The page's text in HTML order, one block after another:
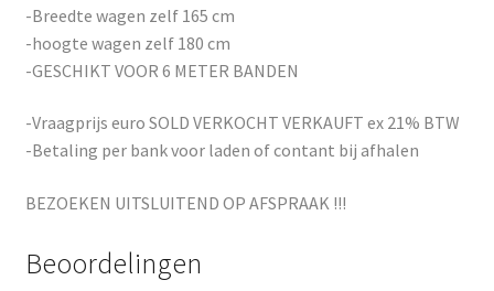
-Breedte wagen zelf 165 cm
-hoogte wagen zelf 180 cm
-GESCHIKT VOOR 6 METER BANDEN
-Vraagprijs euro SOLD VERKOCHT VERKAUFT ex 21% BTW
-Betaling per bank voor laden of contant bij afhalen
BEZOEKEN UITSLUITEND OP AFSPRAAK !!!
Beoordelingen